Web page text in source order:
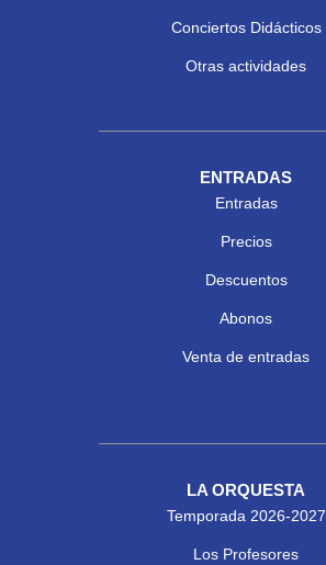
Conciertos Didácticos
Otras actividades
ENTRADAS
Entradas
Precios
Descuentos
Abonos
Venta de entradas
LA ORQUESTA
Temporada 2026-2027
Los Profesores